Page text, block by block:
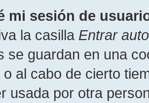
mi sesión de
la casilla Entrar
se guardan en una
o al cabo de cierto
usada por otra